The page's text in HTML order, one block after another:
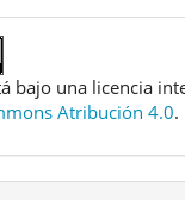
bajo una licencia
Atribución 4.0.